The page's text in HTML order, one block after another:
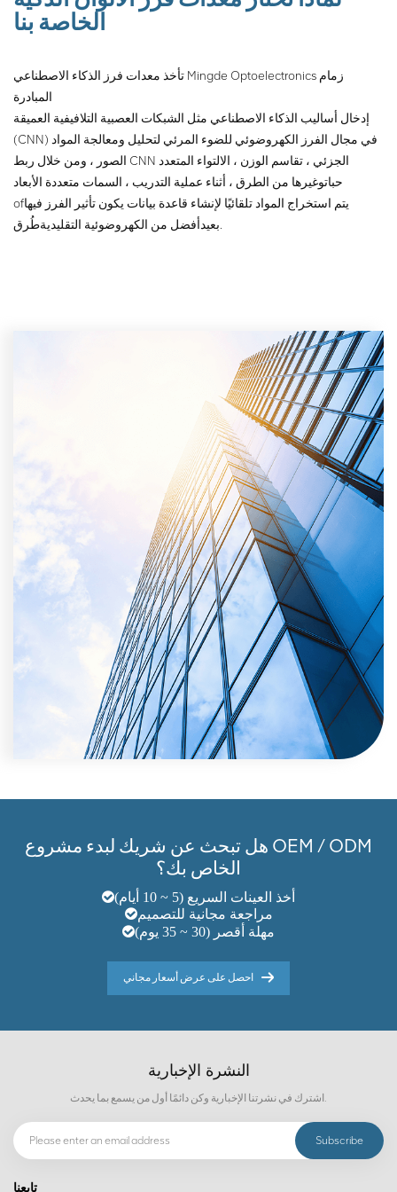
تحليل ومعالجة صور المواد ،
ومن خلال الاتصال الجزئي لـ
الالتواء المتعددة وغيرها من
الطرق ، أثناء عملية التدريب ،
استخراج المواد تلقائيًا لإنشاء
قاعدة بيانات ، يكون تأثير الفرز
فيها أفضل بكثير من الطرق
الكهروضوئية التقليدية.
الخاصة بنا
تأخذ معدات فرز الذكاء الاصطناعي Mingde Optoelectronics زمام
المبادرة
إدخال أساليب الذكاء الاصطناعي مثل الشبكات العصبية التلافيفية العميقة
(CNN) في مجال الفرز الكهروضوئي للضوء المرئي لتحليل ومعالجة المواد
الصور ، ومن خلال ربط CNN الجزئي ، تقاسم الوزن ، الالتواء المتعدد
حباتوغيرها من الطرق ، أثناء عملية التدريب ، السمات متعددة الأبعاد
ofيتم استخراج المواد تلقائيًا لإنشاء قاعدة بيانات يكون تأثير الفرز فيها
بعيدأفضل من الكهروضوئية التقليدية طُرق.
هل تبحث عن شريك لبدء مشروع OEM / ODM
الخاص بك؟
أخذ العينات السريع (5 ~ 10 أيام)
مراجعة مجانية للتصميم
مهلة أقصر (30 ~ 35 يوم)
احصل على عرض أسعار مجاني
النشرة الإخبارية
تابعنا